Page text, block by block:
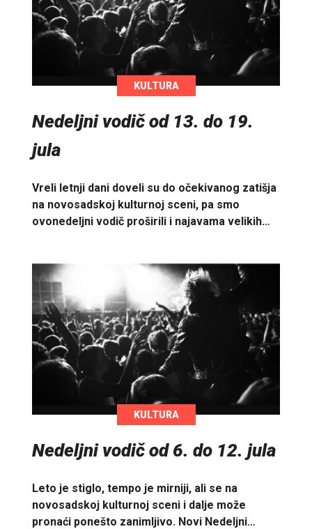
KULTURA
Nedeljni vodič od 13. do 19.
jula
Vreli letnji dani doveli su do očekivanog zatišja
na novosadskoj kulturnoj sceni, pa smo
ovonedeljni vodič proširili i najavama velikih…
KULTURA
Nedeljni vodič od 6. do 12. jula
Leto je stiglo, tempo je mirniji, ali se na
novosadskoj kulturnoj sceni i dalje može
pronaći ponešto zanimljivo. Novi Nedeljni…